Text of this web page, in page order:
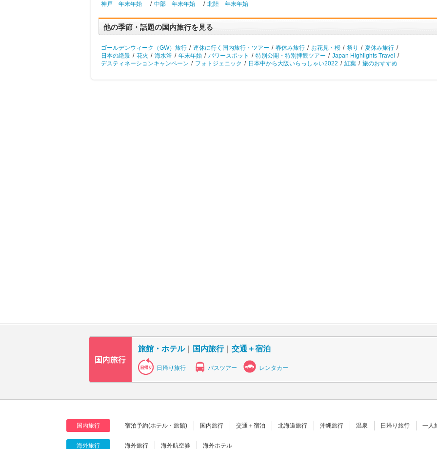
神戸 年末年始
/ 中部 年末年始 / 北陸 年末年始
他の季節・話題の国内旅行を見る
ゴールデンウィーク（GW）旅行 / 連休に行く国内旅行・ツアー / 春休み旅行 / お花見・桜 / 祭り / 夏休み旅行 /
日本の絶景 / 花火 / 海水浴 / 年末年始 / パワースポット / 特別公開・特別拝観ツアー / Japan Highlights Travel
/
デスティネーションキャンペーン / フォトジェニック / 日本中から大阪いらっしゃい2022 / 紅葉 / 旅のおすすめ
旅館・ホテル｜ 国内旅行｜ 交通＋宿泊
日帰り旅行 バスツアー レンタカー
国内旅行 宿泊予約(ホテル・旅館) 国内旅行 交通＋宿泊 北海道旅行 沖縄旅行 温泉 日帰り旅行 一人
海外旅行 海外旅行 海外航空券 海外ホテル